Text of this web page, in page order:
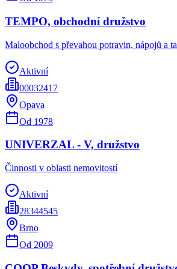
TEMPO, obchodní družstvo
Maloobchod s převahou potravin, nápojů a
Aktivní
00032417
Opava
Od 1978
UNIVERZAL - V, družstvo
Činnosti v oblasti nemovitostí
Aktivní
28344545
Brno
Od 2009